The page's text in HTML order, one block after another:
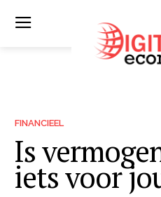
FINANCIEEL
Is
iets voor